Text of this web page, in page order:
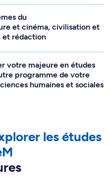
du
et cinéma, civilisation et
et rédaction
votre majeure en études
programme de votre
humaines et sociales
les études